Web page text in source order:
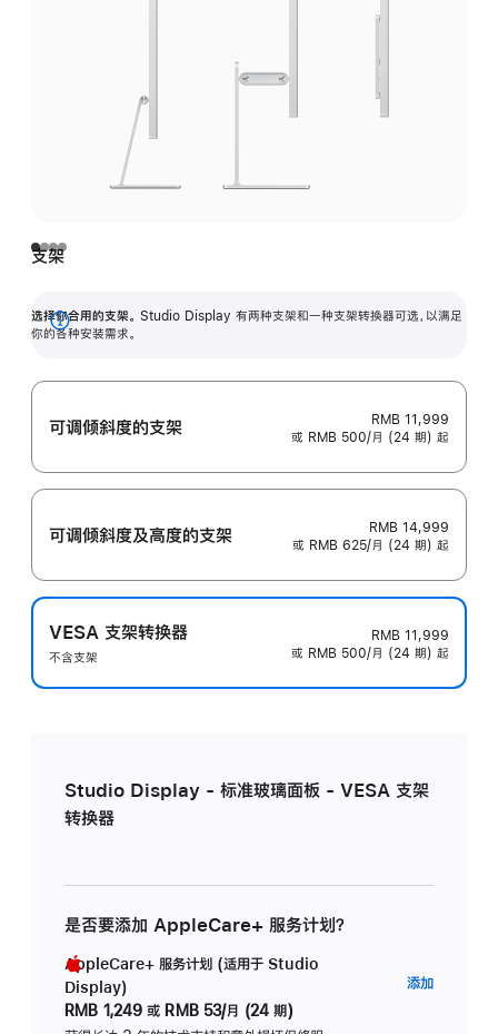
支架
选择你合用的支架。 Studio Display 有两种支架和一种支架转换器可选，以满足
你的各种安装需求。
展
可调倾斜度的支架
RMB 11,999
或 RMB 500/月 (24 期) 起
可调倾斜度及高‍度的支‍架
RMB 14,999
或 RMB 625/月 (24 期) 起
VESA 支架转换器
不含支架
RMB 11,999
或 RMB 500/月 (24 期) 起
Studio Display - 标准玻璃面板 - VESA 支架
转换器
是否要添加 AppleCare+ 服务计划？
AppleCare+ 服务计划 (适用于 Studio
Display)
RMB 1,249 或 RMB 53/月 (24 期)
添加